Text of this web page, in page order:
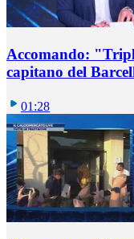
Accomando:
capitano del
01:28